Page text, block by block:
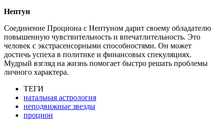
Нептун
Соединение Проциона с Нептуном дарит своему обладателю
повышенную чувствительность и впечатлительность. Это
человек с экстрасенсорными способностями. Он может
достичь успеха в политике и финансовых спекуляциях.
Мудрый взгляд на жизнь помогает быстро решать проблемы
личного характера.
ТЕГИ
натальная астрология
неподвижные звезды
процион